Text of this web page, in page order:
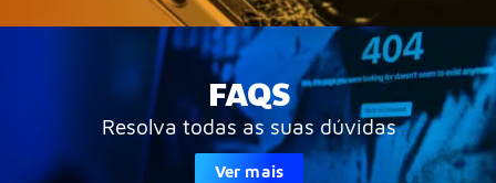
FAQS
Resolva todas as suas dúvidas
Ver mais